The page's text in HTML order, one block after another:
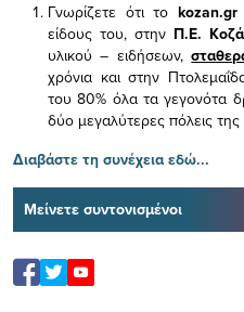
Γνωρίζετε ότι το kozan.gr
είδους του, στην Π.Ε.
υλικού – ειδήσεων,
χρόνια και στην
του 80% όλα τα γεγονότα
δύο μεγαλύτερες πόλεις
Διαβάστε τη συνέχεια εδώ...
Μείνετε συντονισμένοι